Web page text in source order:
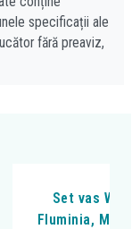
specificații ale
fără preaviz,
Set vas WC
Fluminia,